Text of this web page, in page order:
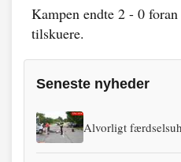
Kampen endte 2 - 0
tilskuere.
Seneste nyheder
Alvorligt